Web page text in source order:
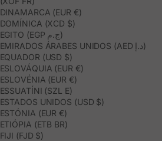
DINAMARCA (EUR €)
DOMÍNICA (XCD $)
EGITO (EGP ج.م)
EMIRADOS ÁRABES UNIDOS (AED د.إ)
EQUADOR (USD $)
ESLOVÁQUIA (EUR €)
ESLOVÉNIA (EUR €)
ESSUATÍNI (SZL E)
ESTADOS UNIDOS (USD $)
ESTÓNIA (EUR €)
ETIÓPIA (ETB BR)
FIJI (FJD $)